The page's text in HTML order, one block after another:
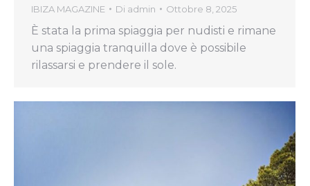
IBIZA MAGAZINE Di admin Ottobre 8, 2025
È stata la prima spiaggia per nudisti e rimane
una spiaggia tranquilla dove è possibile
rilassarsi e prendere il sole.